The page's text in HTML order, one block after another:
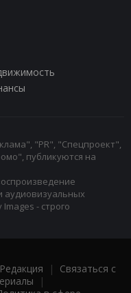
"PR", "Спецпроект",
публикуются на
аудиовизуальных
- строго
Редакция | Связаться с
|